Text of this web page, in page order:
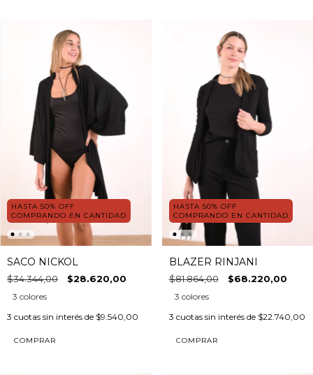
HASTA 50% OFF
COMPRANDO EN CANTIDAD
SACO NICKOL
$34.344,00 $28.620,00
3 colores
3 cuotas sin interés de $9.540,00
COMPRAR
HASTA 50% OFF
COMPRANDO EN CANTIDAD
BLAZER RINJANI
$81.864,00 $68.220,00
3 colores
3 cuotas sin interés de $22.740,00
COMPRAR